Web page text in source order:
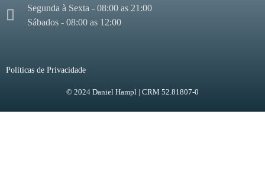
Segunda à Sexta - 08:00 as 21:00
Sábados - 08:00 as 12:00
Políticas de Privacidade
© 2024 Daniel Hampl | CRM 52.81807-0